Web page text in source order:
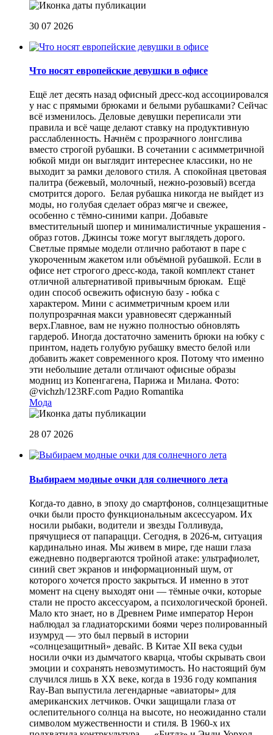
30 07 2026
Что носят европейские девушки в офисе
Ещё лет десять назад офисный дресс-код ассоциировался
у нас с прямыми брюками и белыми рубашками? Сейчас
всё изменилось. Деловые девушки переписали эти
правила и всё чаще делают ставку на продуктивную
расслабленность. Начнём с прозрачного лонгслива
вместо строгой рубашки. В сочетании с асимметричной
юбкой миди он выглядит интереснее классики, но не
выходит за рамки делового стиля. А спокойная цветовая
палитра (бежевый, молочный, нежно-розовый) всегда
смотрится дорого. Белая рубашка никогда не выйдет из
моды, но голубая сделает образ мягче и свежее,
особенно с тёмно-синими капри. Добавьте
вместительный шопер и минималистичные украшения -
образ готов. Джинсы тоже могут выглядеть дорого.
Светлые прямые модели отлично работают в паре с
укороченным жакетом или объёмной рубашкой. Если в
офисе нет строгого дресс-кода, такой комплект станет
отличной альтернативой привычным брюкам. Ещё
один способ освежить офисную базу - юбка с
характером. Мини с асимметричным кроем или
полупрозрачная макси уравновесят сдержанный
верх.Главное, вам не нужно полностью обновлять
гардероб. Иногда достаточно заменить брюки на юбку с
принтом, надеть голубую рубашку вместо белой или
добавить жакет современного кроя. Потому что именно
эти небольшие детали отличают офисные образы
модниц из Копенгагена, Парижа и Милана. Фото:
@vichzh/123RF.com Радио Romantika
Мода
28 07 2026
Выбираем модные очки для солнечного лета
Когда-то давно, в эпоху до смартфонов, солнцезащитные
очки были просто функциональным аксессуаром. Их
носили рыбаки, водители и звезды Голливуда,
прячущиеся от папарацци. Сегодня, в 2026-м, ситуация
кардинально иная. Мы живем в мире, где наши глаза
ежедневно подвергаются тройной атаке: ультрафиолет,
синий свет экранов и информационный шум, от
которого хочется просто закрыться. И именно в этот
момент на сцену выходят они — тёмные очки, которые
стали не просто аксессуаром, а психологической броней.
Мало кто знает, но в Древнем Риме император Нерон
наблюдал за гладиаторскими боями через полированный
изумруд — это был первый в истории
«солнцезащитный» девайс. В Китае XII века судьи
носили очки из дымчатого кварца, чтобы скрывать свои
эмоции и сохранять невозмутимость. Но настоящий бум
случился лишь в XX веке, когда в 1936 году компания
Ray-Ban выпустила легендарные «авиаторы» для
американских летчиков. Очки защищали глаза от
ослепительного солнца на высоте, но неожиданно стали
символом мужественности и стиля. В 1960-х их